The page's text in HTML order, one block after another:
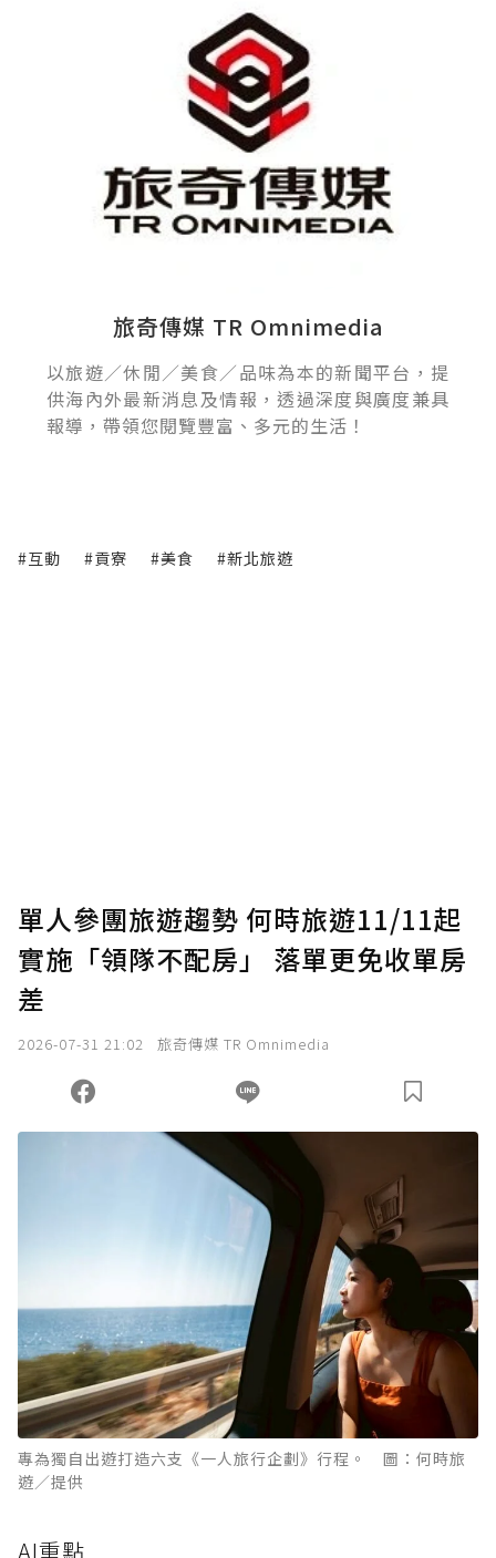
旅奇傳媒 TR Omnimedia
以旅遊／休閒／美食／品味為本的新聞平台，提
供海內外最新消息及情報，透過深度與廣度兼具
報導，帶領您閱覽豐富、多元的生活！
#互動 #貢寮 #美食 #新北旅遊
單人參團旅遊趨勢 何時旅遊11/11起
實施「領隊不配房」 落單更免收單房
差
2026-07-31 21:02 旅奇傳媒 TR Omnimedia
專為獨自出遊打造六支《一人旅行企劃》行程。 圖：何時旅
遊／提供
AI重點